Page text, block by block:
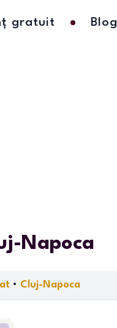
gratuit Blog
Napoca
• Cluj-Napoca